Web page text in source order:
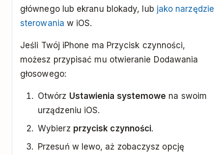
głównego lub ekranu blokady, lub jako narzędzie
sterowania w iOS.
Jeśli Twój iPhone ma Przycisk czynności,
możesz przypisać mu otwieranie Dodawania
głosowego:
Otwórz Ustawienia systemowe na swoim
urządzeniu iOS.
Wybierz przycisk czynności.
Przesuń w lewo, aż zobaczysz opcję